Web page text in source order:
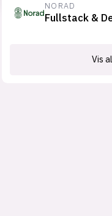
NORAD
Fullstack &
Vis